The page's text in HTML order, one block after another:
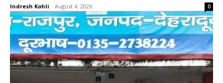
Indresh Kohli - August 4, 2026 0